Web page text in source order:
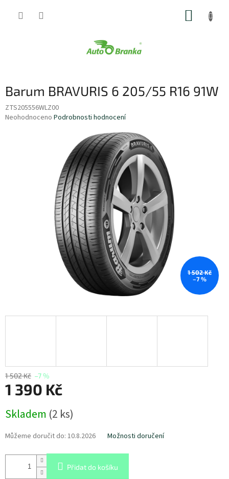
Barum BRAVURIS 6 205/55 R16 91W
ZTS205556WLZ00
Průměrné
Neohodnoceno Podrobnosti hodnocení
1 502 Kč
–7 %
1 502 Kč –7 %
1 390 Kč
cena:
Skladem (2 ks)
Můžeme doručit do: 10.8.2026 Možnosti doručení
Přidat do košíku